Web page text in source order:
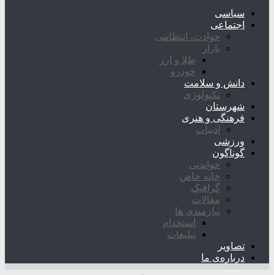
سیاسی
اجتماعی
حوادث، انتظامی
بازار
طلا و ارز
خودرو
دانش و سلامت
تکنولوژی
شهرستان
فرهنگی و هنری
ادبیات
ورزشی
گوناگون
خواندنی
خانه خاص
گرافیک
مقالات
نیازمندی ها
استخدام
تبلیغات
تصاویر
درباره‌ی ما